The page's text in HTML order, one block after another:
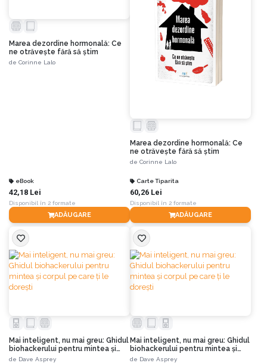
Marea dezordine hormonală: Ce
ne otrăvește fără să știm
de Corinne Lalo
eBook
42,18 Lei
Disponibil în 2 formate
ADĂUGARE
Marea dezordine hormonală: Ce
ne otrăvește fără să știm
de Corinne Lalo
Carte Tiparita
60,26 Lei
Disponibil în 2 formate
ADĂUGARE
Mai inteligent, nu mai greu: Ghidul
biohackerului pentru mintea și
corpul pe care ți le dorești
de Dave Asprey
Mai inteligent, nu mai greu: Ghidul
biohackerului pentru mintea și
corpul pe care ți le dorești
de Dave Asprey